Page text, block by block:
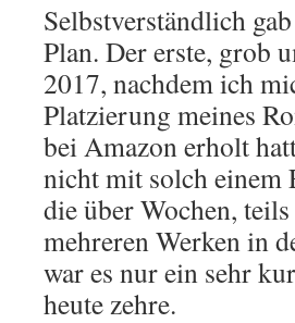
Selbstverständlich
Plan. Der erste, grob
2017, nachdem ich
Platzierung meines
bei Amazon erholt
nicht mit solch
die über Wochen,
mehreren Werken in
war es nur ein sehr
heute zehre.